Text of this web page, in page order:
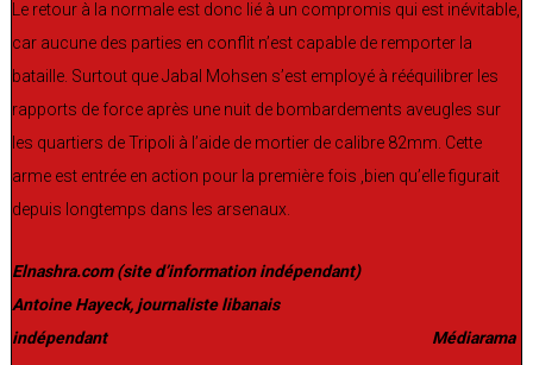
Le retour à la normale est donc lié à un compromis qui est inévitable,
car aucune des parties en conflit n’est capable de remporter la
bataille. Surtout que Jabal Mohsen s’est employé à rééquilibrer les
rapports de force après une nuit de bombardements aveugles sur
les quartiers de Tripoli à l’aide de mortier de calibre 82mm. Cette
arme est entrée en action pour la première fois ,bien qu’elle figurait
depuis longtemps dans les arsenaux.
Elnashra.com (site d’information indépendant)
Antoine Hayeck, journaliste libanais
indépendant Médiarama